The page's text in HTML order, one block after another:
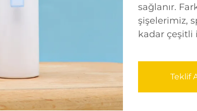
sağlanır.
şişelerimiz,
kadar çeşitli
Teklif